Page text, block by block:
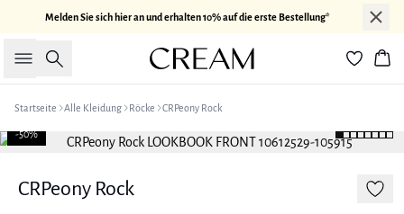
Melden Sie sich hier an und erhalten 10% auf die erste Bestellung*
Suche
Startseite Alle Kleidung Röcke CRPeony Rock
-50%
CRPeony Rock